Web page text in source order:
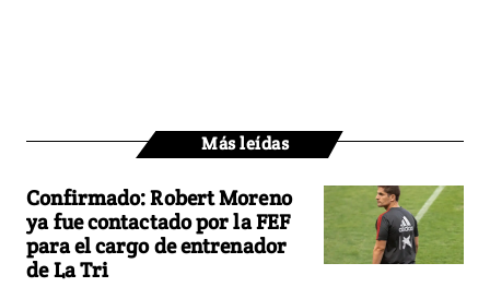
Más leídas
Confirmado: Robert Moreno
ya fue contactado por la FEF
para el cargo de entrenador
de La Tri